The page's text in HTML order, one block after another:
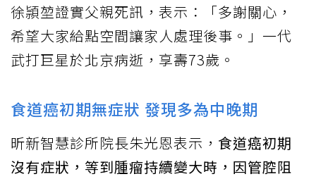
徐頴堃證實父親死訊，表示：「多謝關心，
希望大家給點空間讓家人處理後事。」一代
武打巨星於北京病逝，享壽73歲。
食道癌初期無症狀 發現多為中晚期
昕新智慧診所院長朱光恩表示， 食道癌初期
沒有症狀，等到腫瘤持續變大時，因管腔阻